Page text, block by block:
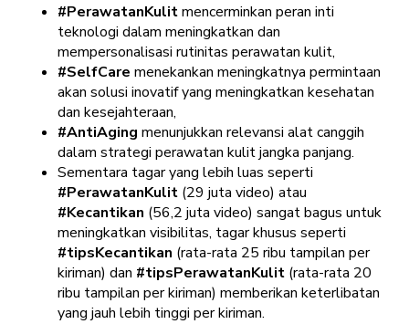
#PerawatanKulitmencerminkan peran inti
teknologi dalam meningkatkan dan
mempersonalisasi rutinitas perawatan kulit,
#SelfCare menekankan meningkatnya permintaan
akan solusi inovatif yang meningkatkan kesehatan
dan kesejahteraan,
#AntiAging menunjukkan relevansi alat canggih
dalam strategi perawatan kulit jangka panjang.
Sementara tagar yang lebih luas seperti
#PerawatanKulit (29 juta video) atau
#Kecantikan (56,2 juta video) sangat bagus untuk
meningkatkan visibilitas, tagar khusus seperti
#tipsKecantikan (rata-rata 25 ribu tampilan per
kiriman) dan #tipsPerawatanKulit (rata-rata 20
ribu tampilan per kiriman) memberikan keterlibatan
yang jauh lebih tinggi per kiriman.